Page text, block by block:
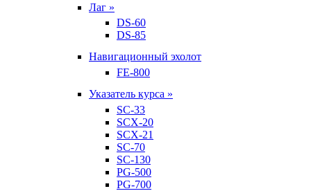
Лаг »
DS-60
DS-85
Навигационный эхолот
FE-800
Указатель курса »
SC-33
SCX-20
SCX-21
SC-70
SC-130
PG-500
PG-700